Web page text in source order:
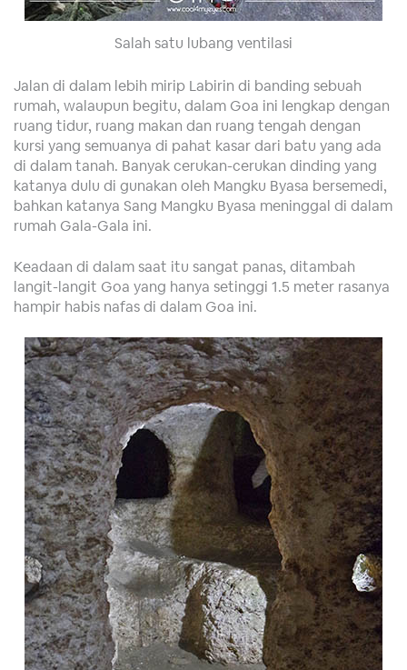
Salah satu lubang ventilasi
Jalan di dalam lebih mirip Labirin di banding sebuah
rumah, walaupun begitu, dalam Goa ini lengkap dengan
ruang tidur, ruang makan dan ruang tengah dengan
kursi yang semuanya di pahat kasar dari batu yang ada
di dalam tanah. Banyak cerukan-cerukan dinding yang
katanya dulu di gunakan oleh Mangku Byasa bersemedi,
bahkan katanya Sang Mangku Byasa meninggal di dalam
rumah Gala-Gala ini.
Keadaan di dalam saat itu sangat panas, ditambah
langit-langit Goa yang hanya setinggi 1.5 meter rasanya
hampir habis nafas di dalam Goa ini.